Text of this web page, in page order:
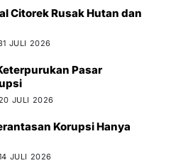
Citorek Rusak Hutan dan
JULI 2026
Pasar
JULI 2026
Korupsi Hanya
JULI 2026